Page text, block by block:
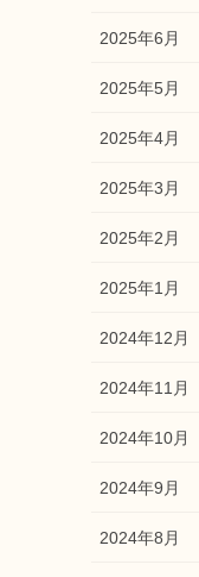
2025年6月
2025年5月
2025年4月
2025年3月
2025年2月
2025年1月
2024年12月
2024年11月
2024年10月
2024年9月
2024年8月